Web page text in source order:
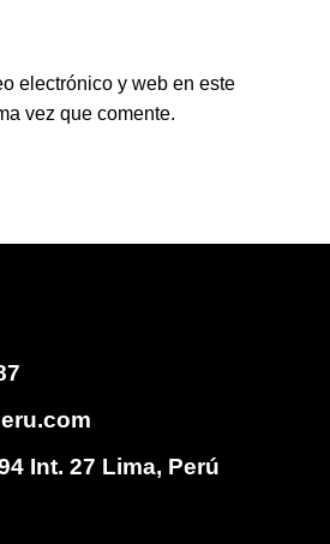
electrónico y web en este
vez que comente.
Int. 27 Lima, Perú